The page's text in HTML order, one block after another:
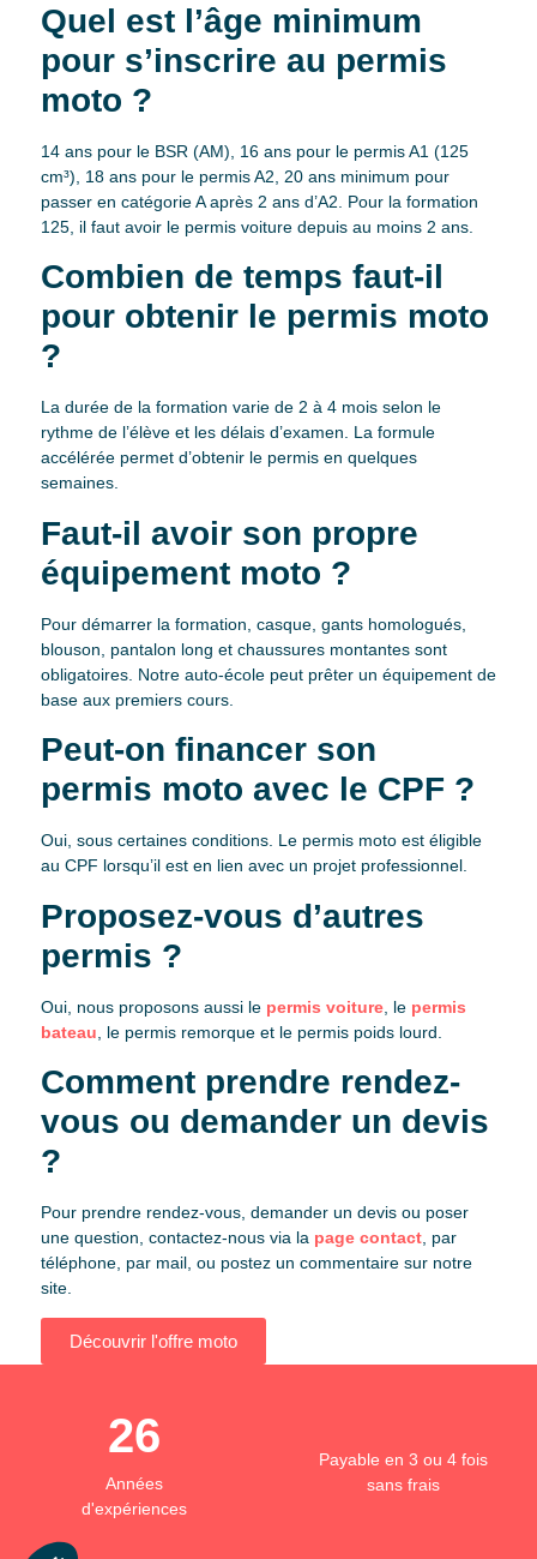
Quel est l’âge minimum
pour s’inscrire au permis
moto ?
14 ans pour le BSR (AM), 16 ans pour le permis A1 (125
cm³), 18 ans pour le permis A2, 20 ans minimum pour
passer en catégorie A après 2 ans d’A2. Pour la formation
125, il faut avoir le permis voiture depuis au moins 2 ans.
Combien de temps faut-il
pour obtenir le permis moto
?
La durée de la formation varie de 2 à 4 mois selon le
rythme de l’élève et les délais d’examen. La formule
accélérée permet d’obtenir le permis en quelques
semaines.
Faut-il avoir son propre
équipement moto ?
Pour démarrer la formation, casque, gants homologués,
blouson, pantalon long et chaussures montantes sont
obligatoires. Notre auto-école peut prêter un équipement de
base aux premiers cours.
Peut-on financer son
permis moto avec le CPF ?
Oui, sous certaines conditions. Le permis moto est éligible
au CPF lorsqu’il est en lien avec un projet professionnel.
Proposez-vous d’autres
permis ?
Oui, nous proposons aussi le permis voiture, le permis
bateau , le permis remorque et le permis poids lourd.
Comment prendre rendez-
vous ou demander un devis
?
Pour prendre rendez-vous, demander un devis ou poser
une question, contactez-nous via la page contact, par
téléphone, par mail, ou postez un commentaire sur notre
site.
Découvrir l'offre moto
26
Années
d'expériences
Payable en 3 ou 4 fois
sans frais